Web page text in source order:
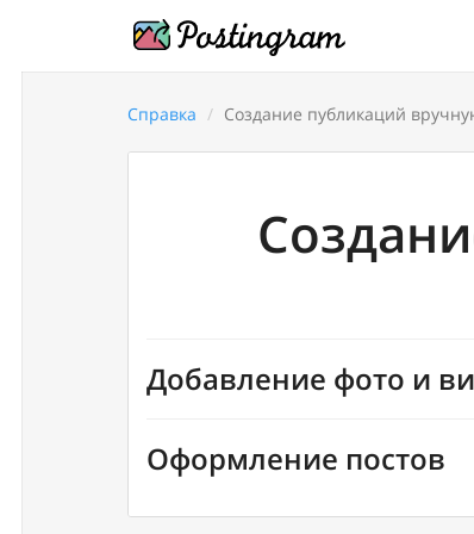
Справка Создание публикаций
Добавление фото и
Оформление постов